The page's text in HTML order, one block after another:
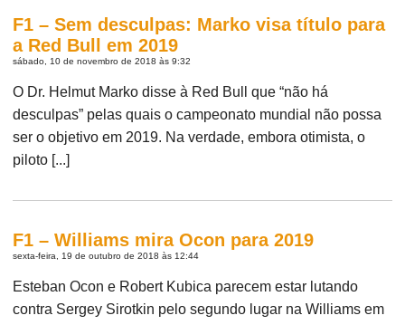
F1 – Sem desculpas: Marko visa título para
a Red Bull em 2019
sábado, 10 de novembro de 2018 às 9:32
O Dr. Helmut Marko disse à Red Bull que “não há
desculpas” pelas quais o campeonato mundial não possa
ser o objetivo em 2019. Na verdade, embora otimista, o
piloto [...]
F1 – Williams mira Ocon para 2019
sexta-feira, 19 de outubro de 2018 às 12:44
Esteban Ocon e Robert Kubica parecem estar lutando
contra Sergey Sirotkin pelo segundo lugar na Williams em